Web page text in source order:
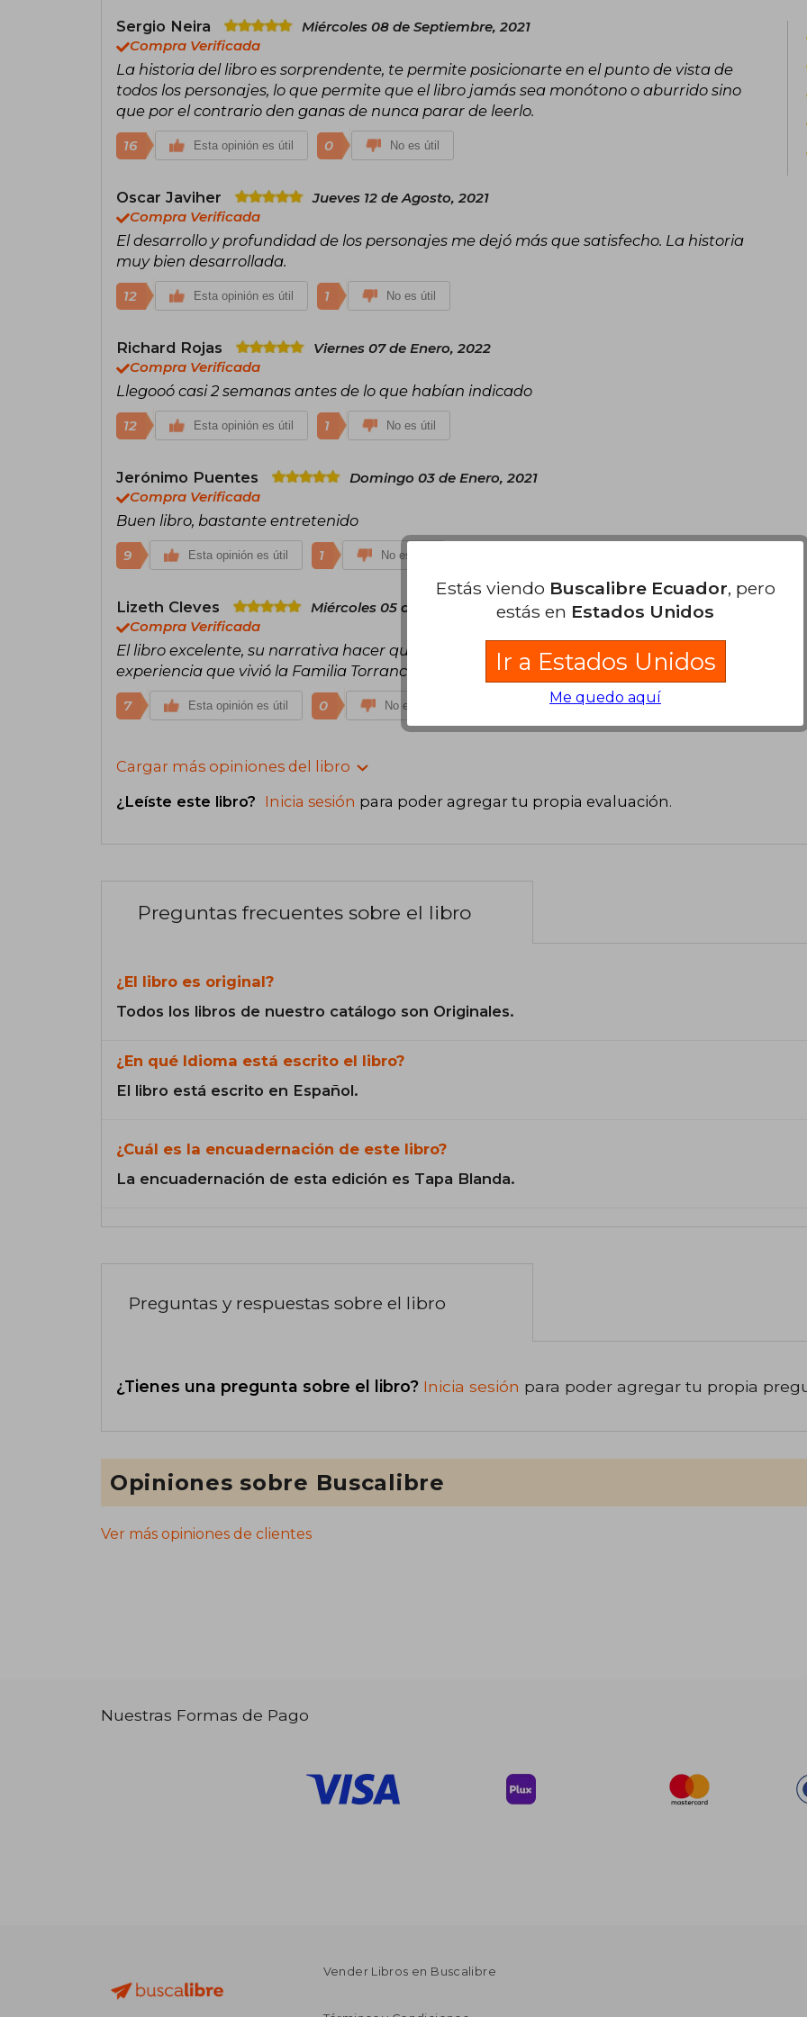
Sergio Neira
Miércoles 08 de Septiembre, 2021
Compra Verificada
La historia del libro es sorprendente, te permite posicionarte en el punto de vista de
todos los personajes, lo que permite que el libro jamás sea monótono o aburrido sino
que por el contrario den ganas de nunca parar de leerlo.
16 Esta opinión es útil 0 No es útil
Oscar Javiher
Jueves 12 de Agosto, 2021
Compra Verificada
El desarrollo y profundidad de los personajes me dejó más que satisfecho. La historia
muy bien desarrollada.
12 Esta opinión es útil 1 No es útil
Richard Rojas
Viernes 07 de Enero, 2022
Compra Verificada
Llegooó casi 2 semanas antes de lo que habían indicado
12 Esta opinión es útil 1 No es útil
Jerónimo Puentes
Domingo 03 de Enero, 2021
Compra Verificada
Buen libro, bastante entretenido
9 Esta opinión es útil 1 No es útil
Lizeth Cleves
Miércoles 05 de Enero, 2022
Compra Verificada
El libro excelente, su narrativa hacer que uno viaje al hotel overlook y viva la
experiencia que vivió la Familia Torrance... Muy bueno
7 Esta opinión es útil 0 No es útil
Cargar más opiniones del libro
¿Leíste este libro? Inicia sesión para poder agregar tu propia evaluación.
Preguntas frecuentes sobre el libro
¿El libro es original?
Todos los libros de nuestro catálogo son Originales.
¿En qué Idioma está escrito el libro?
El libro está escrito en Español.
¿Cuál es la encuadernación de este libro?
La encuadernación de esta edición es Tapa Blanda.
Preguntas y respuestas sobre el libro
¿Tienes una pregunta sobre el libro? Inicia sesión para poder agregar tu propia
Opiniones sobre Buscalibre
Ver más opiniones de clientes
Nuestras Formas de Pago
Vender Libros en Buscalibre
Estás viendo Buscalibre Ecuador, pero
estás en Estados Unidos
Ir a Estados Unidos
Me quedo aquí